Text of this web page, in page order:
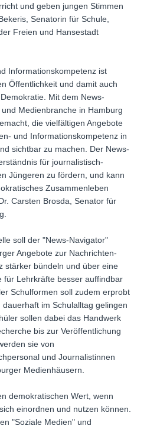
und geben jungen Stimmen
Senatorin für Schule,
Freien und Hansestadt
Informationskompetenz ist
Öffentlichkeit und damit auch
Mit dem News-
Medienbranche in Hamburg
die vielfältigen Angebote
und Informationskompetenz in
sichtbar zu machen. Der News-
für journalistisch-
Jüngeren zu fördern, und kann
Zusammenleben
Carsten Brosda, Senator für
soll der "News-Navigator"
Angebote zur Nachrichten-
stärker bündeln und über eine
für Lehrkräfte besser auffindbar
Schulformen soll zudem erprobt
im Schulalltag gelingen
sollen dabei das Handwerk
bis zur Veröffentlichung
sie von
und Journalistinnen
Medienhäusern.
demokratischen Wert, wenn
einordnen und nutzen können.
"Soziale Medien" und